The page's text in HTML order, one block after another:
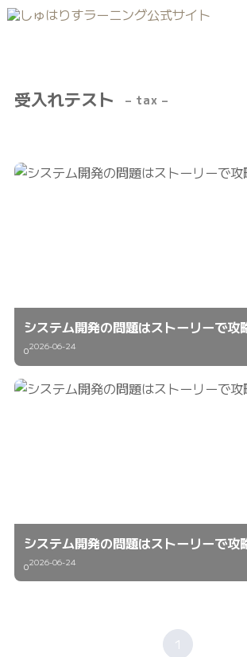
受入れテスト – tax –
システム開発の問題はストーリーで攻
02026-06-24
システム開発の問題はストーリーで攻
02026-06-24
1